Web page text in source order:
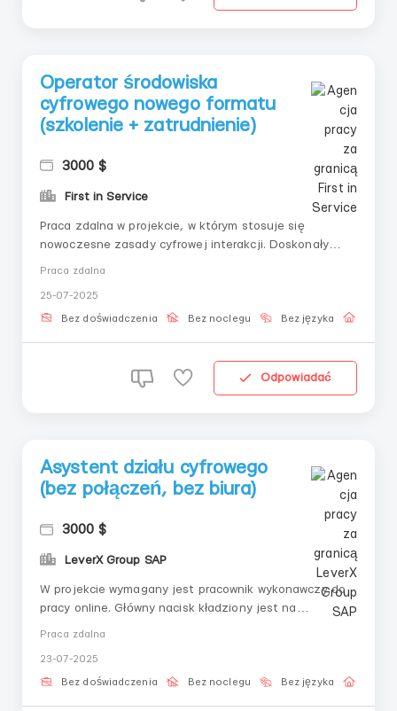
Operator środowiska
cyfrowego nowego formatu
(szkolenie + zatrudnienie)
3000 $
First in Service
Praca zdalna w projekcie, w którym stosuje się
nowoczesne zasady cyfrowej interakcji. Doskonały
wsparciem. 📌 Co należy do zadań:– Udział w
działaniach platformowych– Potwierdzenie i ewidencja
Praca zdalna
25-07-2025
Bez doświadczenia Bez noclegu Bez języka
Odpowiadać
Asystent działu cyfrowego
(bez połączeń, bez biura)
3000 $
LeverX Group SAP
W projekcie wymagany jest pracownik wykonawczy do
pracy online. Główny nacisk kładziony jest na
odpowiednie nawet dla tych, którzy dopiero zaczynają
swoją przygodę z cyfrową profesją. 📌 Obowiązki: &nd...
Praca zdalna
23-07-2025
Bez doświadczenia Bez noclegu Bez języka